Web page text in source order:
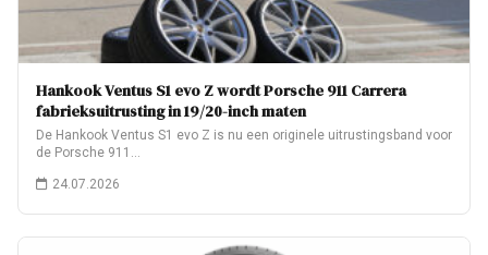
Hankook Ventus S1 evo Z wordt Porsche 911 Carrera
fabrieksuitrusting in 19/20-inch maten
De Hankook Ventus S1 evo Z is nu een originele uitrustingsband voor
de Porsche 911…
24.07.2026